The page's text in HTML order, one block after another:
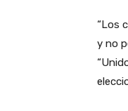
“Los
y no